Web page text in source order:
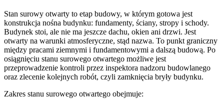
Stan surowy otwarty to etap budowy, w którym gotowa jest
konstrukcja nośna budynku: fundamenty, ściany, stropy i schody.
Budynek stoi, ale nie ma jeszcze dachu, okien ani drzwi. Jest
otwarty na warunki atmosferyczne, stąd nazwa. To punkt graniczny
między pracami ziemnymi i fundamentowymi a dalszą budową. Po
osiągnięciu stanu surowego otwartego możliwe jest
przeprowadzenie kontroli przez inspektora nadzoru budowlanego
oraz zlecenie kolejnych robót, czyli zamknięcia bryły budynku.
Zakres stanu surowego otwartego obejmuje: